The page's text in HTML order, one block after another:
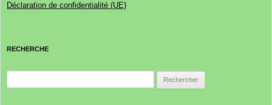
Déclaration de confidentialité (UE)
RECHERCHE